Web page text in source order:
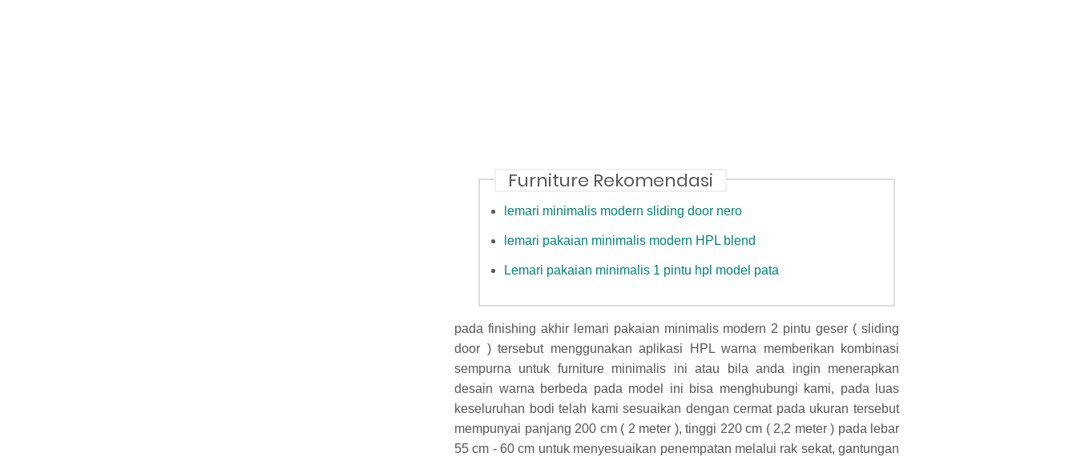
Furniture Rekomendasi
lemari minimalis modern sliding door nero
lemari pakaian minimalis modern HPL blend
Lemari pakaian minimalis 1 pintu hpl model pata
pada finishing akhir lemari pakaian minimalis modern 2 pintu geser ( sliding
door ) tersebut menggunakan aplikasi HPL warna memberikan kombinasi
sempurna untuk furniture minimalis ini atau bila anda ingin menerapkan
desain warna berbeda pada model ini bisa menghubungi kami, pada luas
keseluruhan bodi telah kami sesuaikan dengan cermat pada ukuran tersebut
mempunyai panjang 200 cm ( 2 meter ), tinggi 220 cm ( 2,2 meter ) pada lebar
55 cm - 60 cm untuk menyesuaikan penempatan melalui rak sekat, gantungan